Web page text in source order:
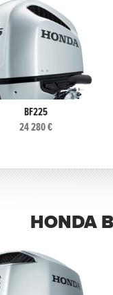
BF225
24 280 €
HONDA